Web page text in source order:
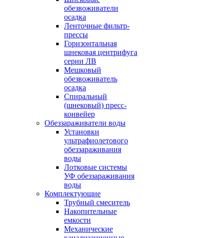
обезвоживатели
осадка
Ленточные фильтр-
прессы
Горизонтальная
шнековая центрифуга
серии ЛВ
Мешковый
обезвоживатель
осадка
Спиральный
(шнековый) пресс-
конвейер
Обеззараживатели воды
Установки
ультрафиолетового
обеззараживания
воды
Лотковые системы
УФ обеззараживания
воды
Комплектующие
Трубный смеситель
Накопительные
емкости
Механические